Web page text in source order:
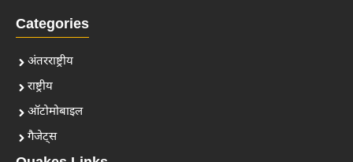
Categories
अंतरराष्ट्रीय
राष्ट्रीय
ऑटोमोबाइल
गैजेट्स